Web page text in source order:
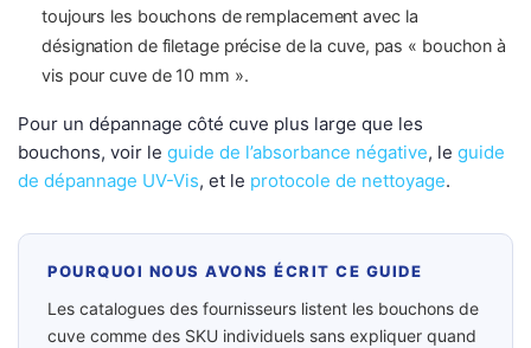
toujours les bouchons de remplacement avec la
désignation de filetage précise de la cuve, pas « bouchon à
vis pour cuve de 10 mm ».
Pour un dépannage côté cuve plus large que les
bouchons, voir le guide de l’absorbance négative, le guide
de dépannage UV-Vis, et le protocole de nettoyage.
POURQUOI NOUS AVONS ÉCRIT CE GUIDE
Les catalogues des fournisseurs listent les bouchons de
cuve comme des SKU individuels sans expliquer quand